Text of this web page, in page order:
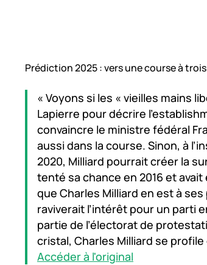
Prédiction 2025 : vers une course à
« Voyons si les « vieilles mains
Lapierre pour décrire
convaincre le ministre fédéral
aussi dans la course. Sinon, à
2020, Milliard pourrait créer la
tenté sa chance en 2016 et
que Charles Milliard en est à
raviverait l’intérêt pour un parti
partie de l’électorat de
cristal, Charles Milliard se
Accéder à l'original